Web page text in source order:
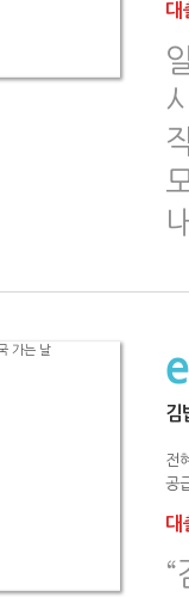
대
김
전
공
대